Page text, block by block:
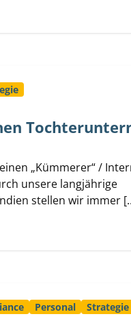
„Kümmerer“ /
unsere langjährige
stellen wir immer
Personal Strategie